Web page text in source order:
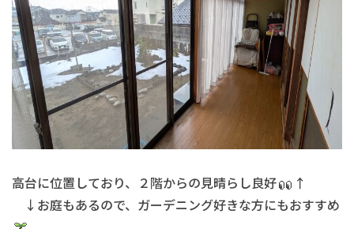
高台に位置しており、２階からの見晴らし良好
↑
↓お庭もあるので、ガーデニング好きな方にもおすすめ